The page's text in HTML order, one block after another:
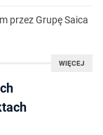
przez Grupę Saica
WIĘCEJ